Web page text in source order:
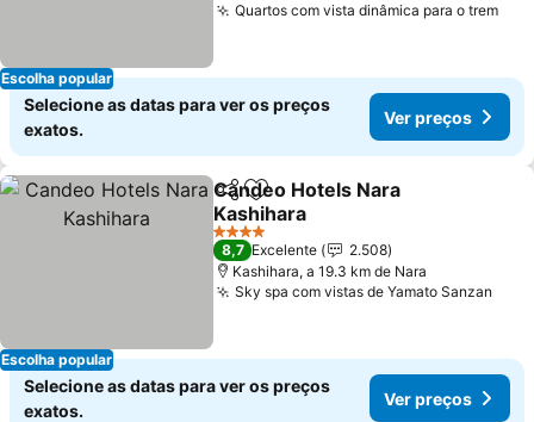
Escolha popular
Quartos com vista dinâmica para o tremVer
Selecione as datas para ver os preços
exatos.
Ver preços
Escolha popular
PartilharAdicionar aos favoritos
Candeo Hotels Nara
Kashihara
Ver preços
4 Estrelas
8,7 Excelente
2.508
Kashihara, a 19.3 km de Nara
Sky spa com vistas de Yamato Sanzan
Selecione as datas para ver os preços
exatos.
Ver preços